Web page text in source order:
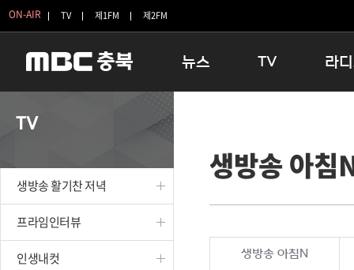
ON-AIR TV 제1FM 제2FM
뉴스
보은
TV
인생내컷
테마기행 길
시청자 FLEX
특집프로그램
라
16:00
우리 고
TV
생방송 활기찬 저녁
프라임인터뷰
인생내컷
생방송 아침
생방송 아침N